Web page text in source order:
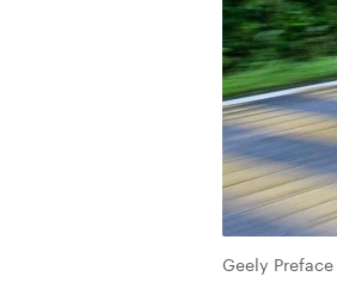
Geely Preface